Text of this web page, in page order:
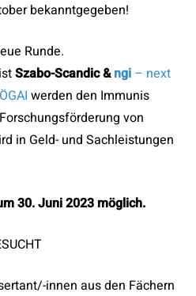
bekanntgegeben!
Runde.
Szabo-Scandic&ngi– next
werden den Immunis
von
in Geld- und Sachleistungen
30. Juni 2023 möglich.
innen aus den Fächern